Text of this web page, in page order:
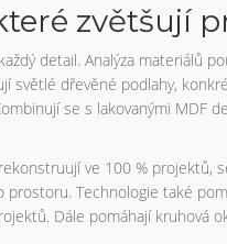
zvětšují
detail. Analýza materiálů
světlé dřevěné podlahy,
se s lakovanými MDF
ve 100 % projektů,
prostoru. Technologie také
Dále pomáhají kruhová